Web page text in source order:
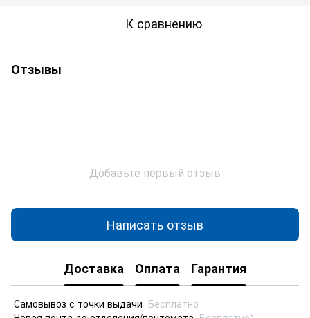
К сравнению
Отзывы
Добавьте первый отзыв
Написать отзыв
Доставка Оплата Гарантия
Самовывоз с точки выдачи Бесплатно